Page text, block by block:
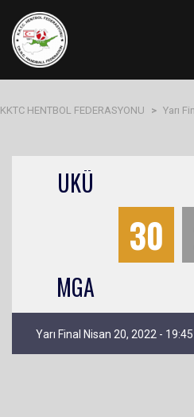
KKTC HENTBOL FEDERASYONU > Yarı
UKÜ
30
MGA
Yarı Final Nisan 20, 2022 - 19:45